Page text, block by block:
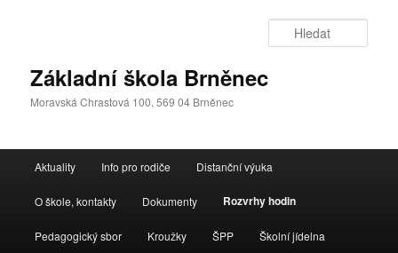
Základní škola Brněnec
Moravská Chrastová 100, 569 04 Brněnec
navigační
Aktuality Info pro rodiče Distanční výuka
O škole, kontakty Dokumenty Rozvrhy hodin
Pedagogický sbor Kroužky ŠPP Školní jídelna